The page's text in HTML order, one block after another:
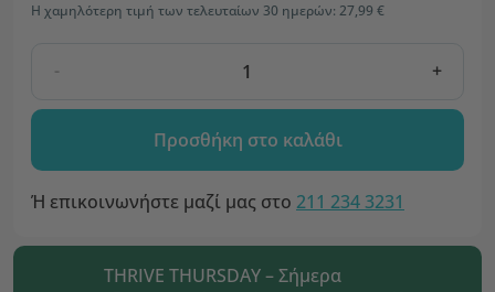
Η χαμηλότερη τιμή των τελευταίων 30 ημερών: 27,99 €
- +
Προσθήκη στο καλάθι
Ή επικοινωνήστε μαζί μας στο 211 234 3231
THRIVE THURSDAY – Σήμερα